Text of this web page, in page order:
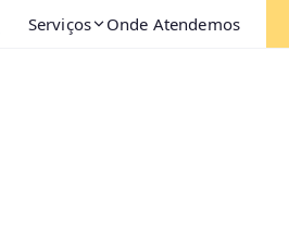
Serviços Onde Atendemos